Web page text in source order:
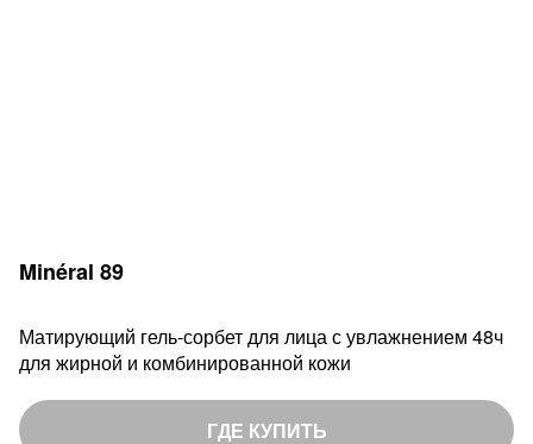
Minéral 89
Матирующий гель-сорбет для лица с увлажнением 48ч
для жирной и комбинированной кожи
ГДЕ КУПИТЬ